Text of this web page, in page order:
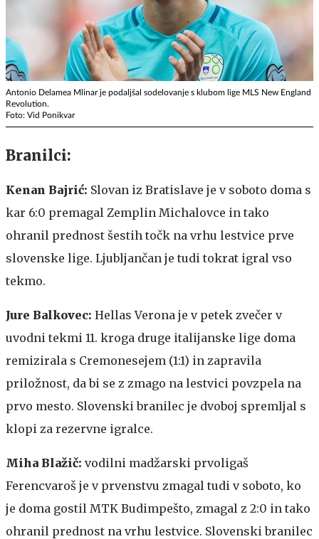
Antonio Delamea Mlinar je podaljšal sodelovanje s klubom lige MLS New England
Revolution.
Foto: Vid Ponikvar
Branilci:
Kenan Bajrić: Slovan iz Bratislave je v soboto doma s
kar 6:0 premagal Zemplin Michalovce in tako
ohranil prednost šestih točk na vrhu lestvice prve
slovenske lige. Ljubljančan je tudi tokrat igral vso
tekmo.
Jure Balkovec: Hellas Verona je v petek zvečer v
uvodni tekmi 11. kroga druge italijanske lige doma
remizirala s Cremonesejem (1:1) in zapravila
priložnost, da bi se z zmago na lestvici povzpela na
prvo mesto. Slovenski branilec je dvoboj spremljal s
klopi za rezervne igralce.
Miha Blažič: vodilni madžarski prvoligaš
Ferencvaroš je v prvenstvu zmagal tudi v soboto, ko
je doma gostil MTK Budimpešto, zmagal z 2:0 in tako
ohranil prednost na vrhu lestvice. Slovenski branilec